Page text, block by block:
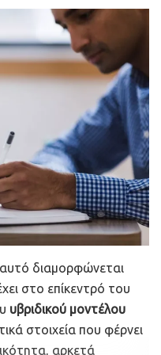
και Ζαγοροχώρια
που μετατράπηκαν
τις οδικές
το rafting, η
και επιλέγουν
που είναι κοντά σε
κόσμος απόλαυσε τα
καλύτερα σαν
ο νομός Ιωαννίνων
Μαστροχώρια και την
με πέρυσι. Το motto
βλέπουμε να
διαμορφώνεται
στο επίκεντρό του
υβριδικού μοντέλου
στοιχεία που φέρνει
αρκετά